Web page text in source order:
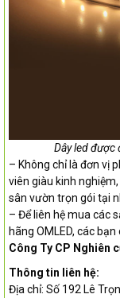
Dây led được
– Không chỉ là đơn vị
viên giàu kinh
sân vườn trọn gói tại
– Để liên hệ mua các
hãng OMLED, các
Công Ty CP Nghiên
Thông tin liên hệ:
Địa chỉ: Số 192 Lê